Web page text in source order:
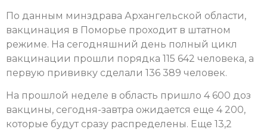
По данным минздрава Архангельской области,
вакцинация в Поморье проходит в штатном
режиме. На сегодняшний день полный цикл
вакцинации прошли порядка 115 642 человека, а
первую прививку сделали 136 389 человек.
На прошлой неделе в область пришло 4 600 доз
вакцины, сегодня-завтра ожидается еще 4 200,
которые будут сразу распределены. Еще 13,2